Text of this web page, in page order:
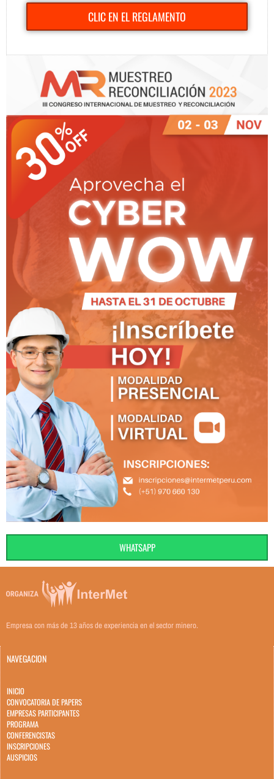
CLIC EN EL REGLAMENTO
WHATSAPP
Empresa con más de 13 años de experiencia en el sector minero.
NAVEGACION
INICIO
CONVOCATORIA DE PAPERS
EMPRESAS PARTICIPANTES
PROGRAMA
CONFERENCISTAS
INSCRIPCIONES
AUSPICIOS